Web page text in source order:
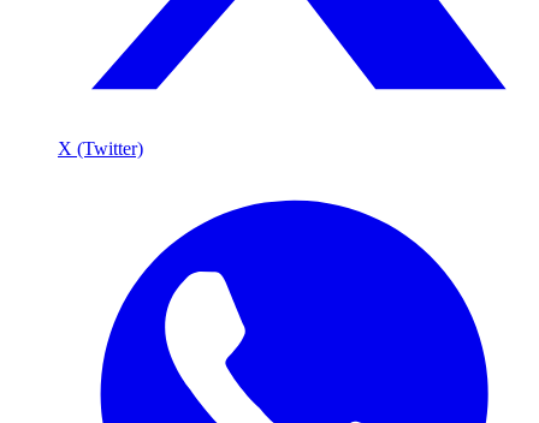
X (Twitter)